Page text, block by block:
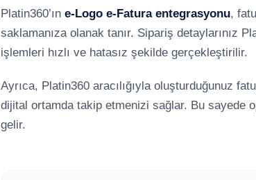
Platin360’ın e-Logo e-Fatura entegrasyonu,
saklamanıza olanak tanır. Sipariş detaylarınız
işlemleri hızlı ve hatasız şekilde gerçekleştirilir.
Ayrıca, Platin360 aracılığıyla oluşturduğunuz
dijital ortamda takip etmenizi sağlar. Bu sayede
gelir.